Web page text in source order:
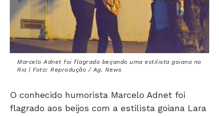
Marcelo Adnet foi flagrado beijando uma estilista goiana no
Rio | Foto: Reprodução / Ag. News
flagrado aos beijos com a estilista goiana Lara
Vaz na madrugada desta sexta (8). Adnet, que